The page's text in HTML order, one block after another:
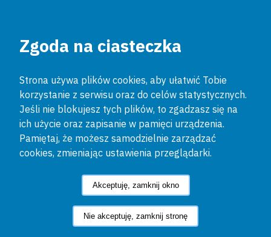
Zgoda na ciasteczka
Strona używa plików cookies, aby ułatwić Tobie
korzystanie z serwisu oraz do celów statystycznych.
Jeśli nie blokujesz tych plików, to zgadzasz się na
ich użycie oraz zapisanie w pamięci urządzenia.
Pamiętaj, że możesz samodzielnie zarządzać
cookies, zmieniając ustawienia przeglądarki.
Akceptuję, zamknij okno
Nie akceptuję, zamknij stronę